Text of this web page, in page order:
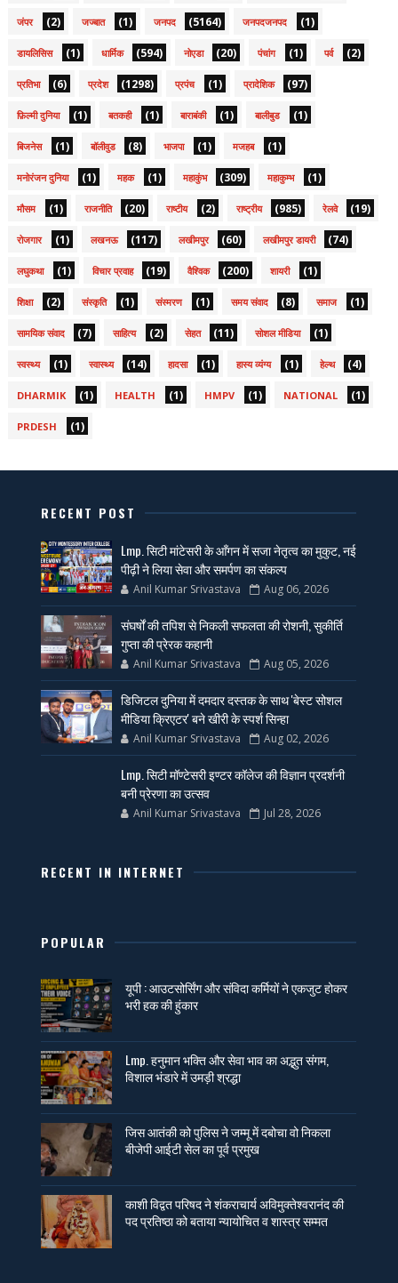
जंपर (2) जज्बात (1) जनपद (5164) जनपदजनपद (1)
डायलिसिस (1) धार्मिक (594) नोएडा (20) पंचांग (1) पर्व (2)
प्रतिभा (6) प्रदेश (1298) प्रपंच (1) प्रादेशिक (97)
फ़िल्मी दुनिया (1) बतकही (1) बाराबंकी (1) बालीबुड (1)
बिजनेस (1) बॉलीवुड (8) भाजपा (1) मजहब (1)
मनोरंजन दुनिया (1) महक (1) महाकुंभ (309) महाकुम्भ (1)
मौसम (1) राजनीति (20) राष्टीय (2) राष्ट्रीय (985) रेलवे (19)
रोजगार (1) लखनऊ (117) लखीमपुर (60) लखीमपुर डायरी (74)
लघुकथा (1) विचार प्रवाह (19) वैश्विक (200) शायरी (1)
शिक्षा (2) संस्कृति (1) संस्मरण (1) समय संवाद (8) समाज (1)
सामयिक संवाद (7) साहित्य (2) सेहत (11) सोशल मीडिया (1)
स्वस्थ्य (1) स्वास्थ्य (14) हादसा (1) हास्य व्यंग्य (1) हेल्थ (4)
DHARMIK (1) HEALTH (1) HMPV (1) NATIONAL (1)
PRDESH (1)
RECENT POST
Lmp. सिटी मांटेसरी के आँगन में सजा नेतृत्व का मुकुट, नई
पीढ़ी ने लिया सेवा और समर्पण का संकल्प
Anil Kumar Srivastava Aug 06, 2026
संघर्षों की तपिश से निकली सफलता की रोशनी, सुकीर्ति
गुप्ता की प्रेरक कहानी
Anil Kumar Srivastava Aug 05, 2026
डिजिटल दुनिया में दमदार दस्तक के साथ 'बेस्ट सोशल
मीडिया क्रिएटर' बने खीरी के स्पर्श सिन्हा
Anil Kumar Srivastava Aug 02, 2026
Lmp. सिटी मॉण्टेसरी इण्टर कॉलेज की विज्ञान प्रदर्शनी
बनी प्रेरणा का उत्सव
Anil Kumar Srivastava Jul 28, 2026
RECENT IN INTERNET
POPULAR
यूपी : आउटसोर्सिंग और संविदा कर्मियों ने एकजुट होकर
भरी हक की हुंकार
Lmp. हनुमान भक्ति और सेवा भाव का अद्भुत संगम,
विशाल भंडारे में उमड़ी श्रद्धा
जिस आतंकी को पुलिस ने जम्मू में दबोचा वो निकला
बीजेपी आईटी सेल का पूर्व प्रमुख
काशी विद्वत परिषद ने शंकराचार्य अविमुक्तेश्वरानंद की
पद प्रतिष्ठा को बताया न्यायोचित व शास्त्र सम्मत